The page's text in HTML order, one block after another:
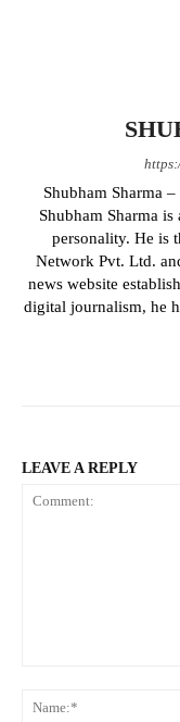
Shubham Sharma
Shubham Sharma
personality. He is
Network Pvt. Ltd.
news website
digital journalism, he
LEAVE A REPLY